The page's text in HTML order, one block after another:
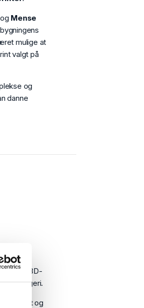
og Mense
mulige at
valgt på
og
danne
største 3D-
byggeri.
og